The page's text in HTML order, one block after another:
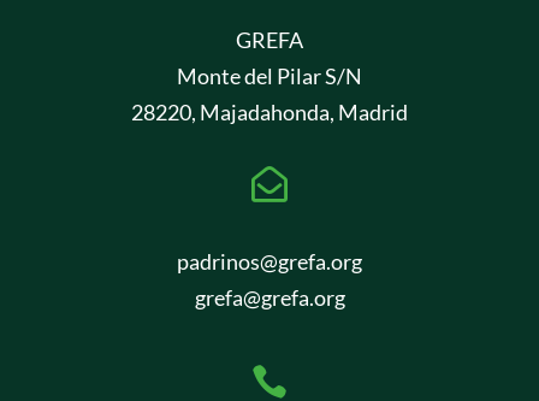
GREFA
Monte del Pilar S/N
28220, Majadahonda, Madrid

padrinos@grefa.org
grefa@grefa.org
